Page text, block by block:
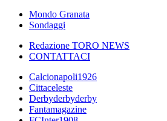
Mondo Granata
Sondaggi
Redazione TORO NEWS
CONTATTACI
Calcionapoli1926
Cittaceleste
Derbyderbyderby
Fantamagazine